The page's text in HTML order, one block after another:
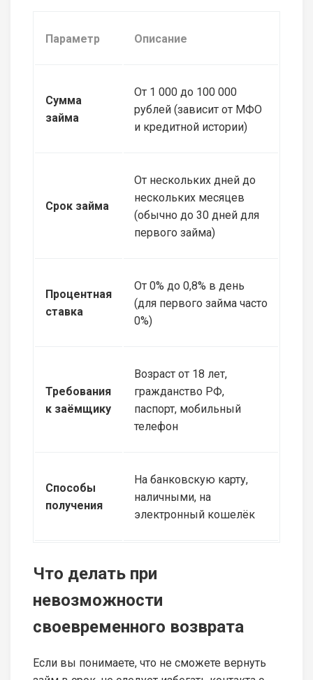
Параметр Описание
Сумма
займа
От 1 000 до 100 000
рублей (зависит от МФО
и кредитной истории)
Срок займа
От нескольких дней до
нескольких месяцев
(обычно до 30 дней для
первого займа)
Процентная
ставка
От 0% до 0,8% в день
(для первого займа часто
0%)
Требования
к заёмщику
Возраст от 18 лет,
гражданство РФ,
паспорт, мобильный
телефон
Способы
получения
На банковскую карту,
наличными, на
электронный кошелёк
Что делать при
невозможности
своевременного возврата
Если вы понимаете, что не сможете вернуть